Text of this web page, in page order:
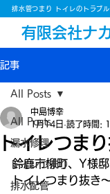
有限会社ナ
排水管つまり トイレのトラブル
記事
All Posts
漏水修理
トイレつまり
排水配管
All Posts
トイレつま
中島博幸
1月14日 読了時間:
鈴鹿市柳町、Y様邸
トイレつまり抜き